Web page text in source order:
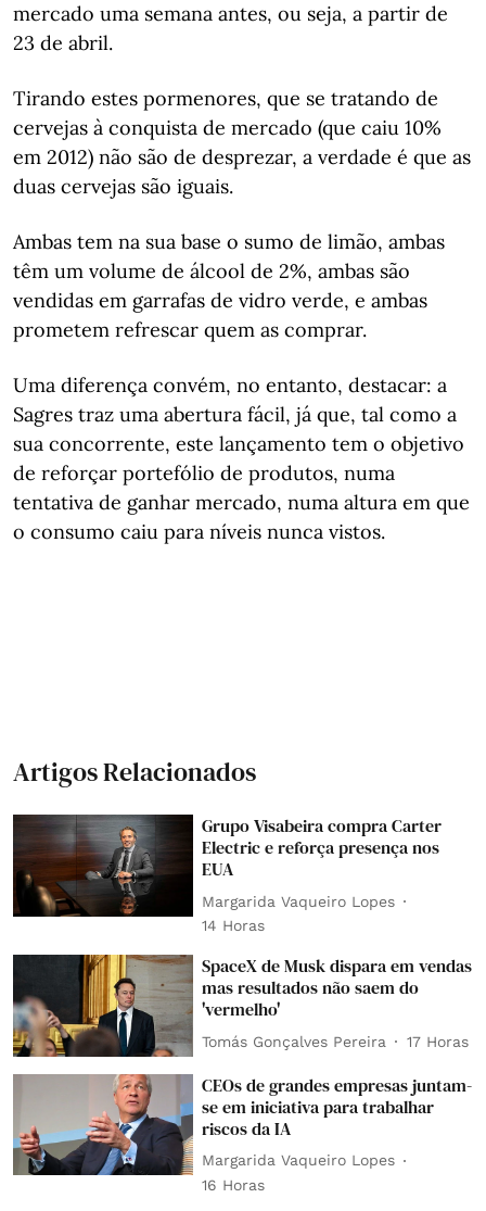
mercado uma semana antes, ou seja, a partir de
23 de abril.
Tirando estes pormenores, que se tratando de
cervejas à conquista de mercado (que caiu 10%
em 2012) não são de desprezar, a verdade é que as
duas cervejas são iguais.
Ambas tem na sua base o sumo de limão, ambas
têm um volume de álcool de 2%, ambas são
vendidas em garrafas de vidro verde, e ambas
prometem refrescar quem as comprar.
Uma diferença convém, no entanto, destacar: a
Sagres traz uma abertura fácil, já que, tal como a
sua concorrente, este lançamento tem o objetivo
de reforçar portefólio de produtos, numa
tentativa de ganhar mercado, numa altura em que
o consumo caiu para níveis nunca vistos.
Artigos Relacionados
Grupo Visabeira compra Carter
Electric e reforça presença nos
EUA
Margarida Vaqueiro Lopes
14 Horas
SpaceX de Musk dispara em vendas
mas resultados não saem do
'vermelho'
Tomás Gonçalves Pereira 17 Horas
CEOs de grandes empresas juntam-
se em iniciativa para trabalhar
riscos da IA
Margarida Vaqueiro Lopes
16 Horas